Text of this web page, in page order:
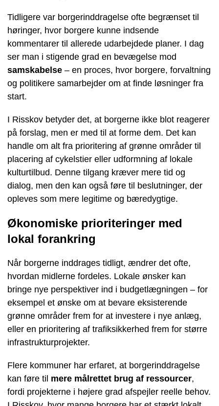
Tidligere var borgerinddragelse ofte begrænset til
høringer, hvor borgere kunne indsende
kommentarer til allerede udarbejdede planer. I dag
ser man i stigende grad en bevægelse mod
samskabelse – en proces, hvor borgere, forvaltning
og politikere samarbejder om at finde løsninger fra
start.
I Risskov betyder det, at borgerne ikke blot reagerer
på forslag, men er med til at forme dem. Det kan
handle om alt fra prioritering af grønne områder til
placering af cykelstier eller udformning af lokale
kulturtilbud. Denne tilgang kræver mere tid og
dialog, men den kan også føre til beslutninger, der
opleves som mere legitime og bæredygtige.
Økonomiske prioriteringer med
lokal forankring
Når borgerne inddrages tidligt, ændrer det ofte,
hvordan midlerne fordeles. Lokale ønsker kan
bringe nye perspektiver ind i budgetlægningen – for
eksempel et ønske om at bevare eksisterende
grønne områder frem for at investere i nye anlæg,
eller en prioritering af trafiksikkerhed frem for større
infrastrukturprojekter.
Flere kommuner har erfaret, at borgerinddragelse
kan føre til mere målrettet brug af ressourcer,
fordi projekterne i højere grad afspejler reelle behov.